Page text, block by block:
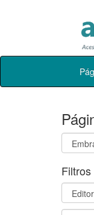
Skip